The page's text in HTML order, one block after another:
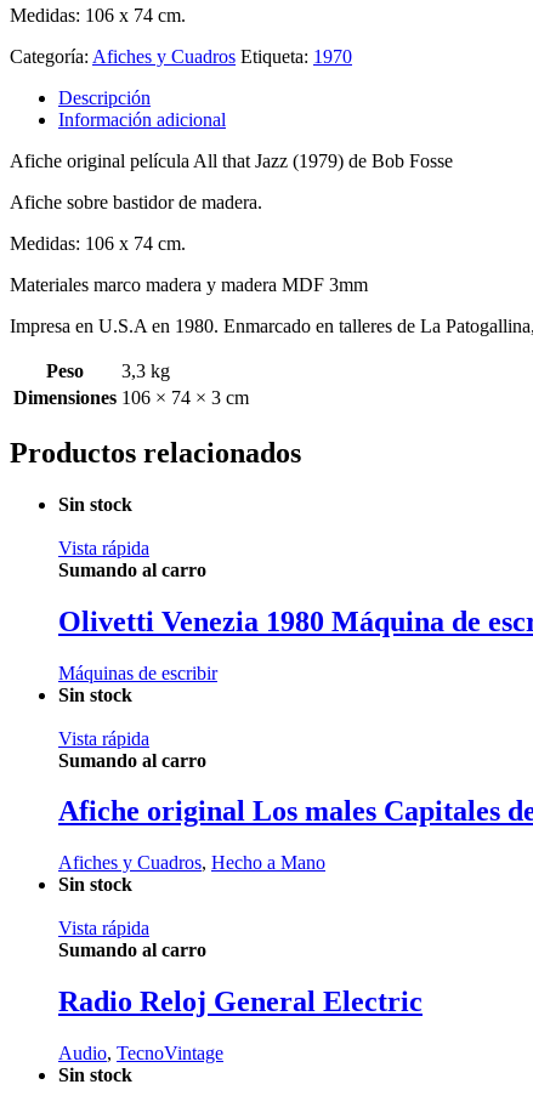
Medidas: 106 x 74 cm.
Categoría: Afiches y Cuadros Etiqueta: 1970
Descripción
Información adicional
Afiche original película All that Jazz (1979) de Bob Fosse
Afiche sobre bastidor de madera.
Medidas: 106 x 74 cm.
Materiales marco madera y madera MDF 3mm
Impresa en U.S.A en 1980. Enmarcado en talleres de La
Peso
3,3 kg
Dimensiones 106 × 74 × 3 cm
Productos relacionados
Sin stock
Vista rápida
Sumando al carro
Olivetti Venezia 1980 Máquina de
Máquinas de escribir
Sin stock
Vista rápida
Sumando al carro
Afiche original Los males Capitales
Afiches y Cuadros, Hecho a Mano
Sin stock
Vista rápida
Sumando al carro
Radio Reloj General Electric
Audio, TecnoVintage
Sin stock